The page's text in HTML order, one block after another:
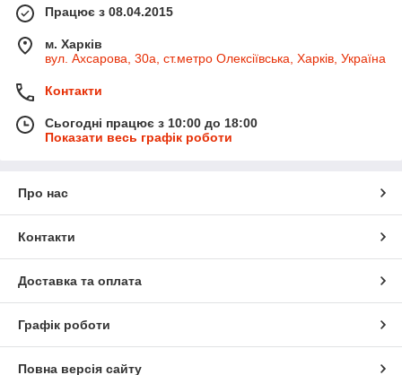
Працює з 08.04.2015
м. Харків
вул. Ахсарова, 30а, ст.метро Олексіївська, Харків, Україна
Контакти
Сьогодні працює з 10:00 до 18:00
Показати весь графік роботи
Про нас
Контакти
Доставка та оплата
Графік роботи
Повна версія сайту